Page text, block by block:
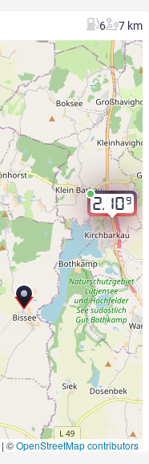
6 7 km
2.109
| ©OpenStreetMap contributors